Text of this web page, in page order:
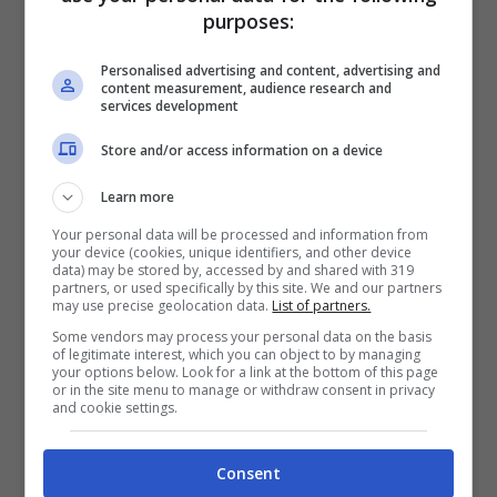
tocchi il milione di euro.
BMW Serie 3 E46 in mostra (BMW) – Renaultnews.it
Proseguendo nella nostra analisi,
la BMW
Serie 3 E46 ha un valore di almeno 60 mila
, ed è stata prodotta tra il 1998 ed il
purposes:
Personalised advertising and content, advertising and
content measurement, audience research and
services development
Store and/or access information on a device
Learn more
Your personal data will be processed and information from
your device (cookies, unique identifiers, and other device
data) may be stored by, accessed by and shared with 319
partners, or used specifically by this site. We and our partners
may use precise geolocation data. List of partners.
Some vendors may process your personal data on the basis
of legitimate interest, which you can object to by managing
your options below. Look for a link at the bottom of this page
or in the site menu to manage or withdraw consent in privacy
and cookie settings.
Consent